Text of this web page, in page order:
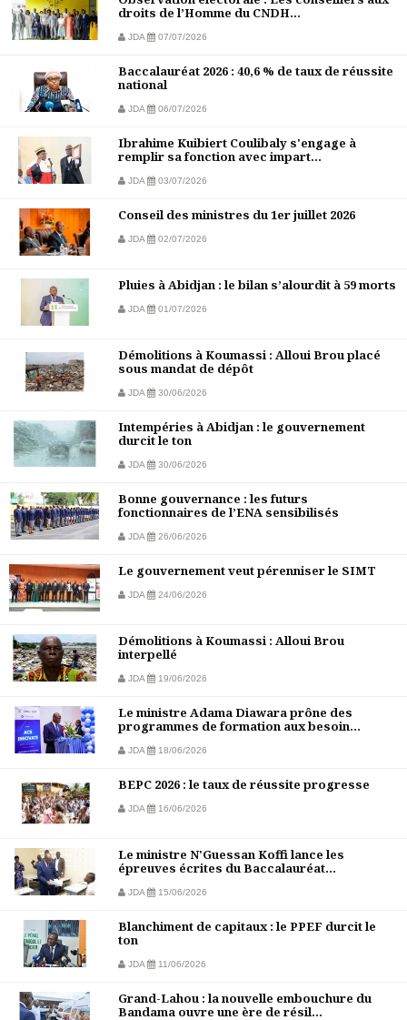
droits de l’Homme du CNDH...
JDA 07/07/2026
Baccalauréat 2026 : 40,6 % de taux de réussite
national
JDA 06/07/2026
Ibrahime Kuibiert Coulibaly s'engage à
remplir sa fonction avec impart...
JDA 03/07/2026
Conseil des ministres du 1er juillet 2026
JDA 02/07/2026
Pluies à Abidjan : le bilan s’alourdit à 59 morts
JDA 01/07/2026
Démolitions à Koumassi : Alloui Brou placé
sous mandat de dépôt
JDA 30/06/2026
Intempéries à Abidjan : le gouvernement
durcit le ton
JDA 30/06/2026
Bonne gouvernance : les futurs
fonctionnaires de l’ENA sensibilisés
JDA 26/06/2026
Le gouvernement veut pérenniser le SIMT
JDA 24/06/2026
Démolitions à Koumassi : Alloui Brou
interpellé
JDA 19/06/2026
Le ministre Adama Diawara prône des
programmes de formation aux besoin...
JDA 18/06/2026
BEPC 2026 : le taux de réussite progresse
JDA 16/06/2026
Le ministre N'Guessan Koffi lance les
épreuves écrites du Baccalauréat...
JDA 15/06/2026
Blanchiment de capitaux : le PPEF durcit le
ton
JDA 11/06/2026
Grand-Lahou : la nouvelle embouchure du
Bandama ouvre une ère de résil...